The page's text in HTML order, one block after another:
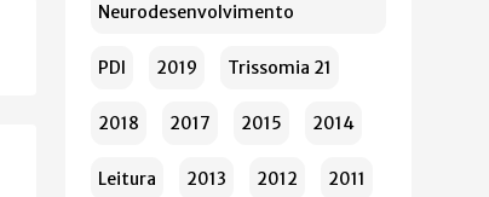
Neurodesenvolvimento
PDI 2019 Trissomia 21
2018 2017 2015 2014
Leitura 2013 2012 2011